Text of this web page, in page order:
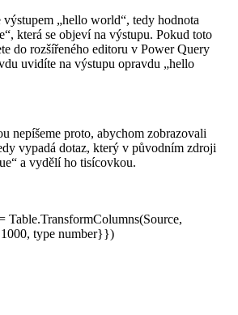
„hello world“, tedy hodnota
která se objeví na výstupu. Pokud toto
do rozšířeného editoru v Power Query
uvidíte na výstupu opravdu „hello
nepíšeme proto, abychom zobrazovali
vypadá dotaz, který v původním zdroji
a vydělí ho tisícovkou.
type number}})